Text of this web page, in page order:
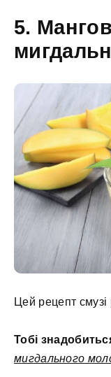
5.
Цей рецепт смузі
Тобі
мигдального